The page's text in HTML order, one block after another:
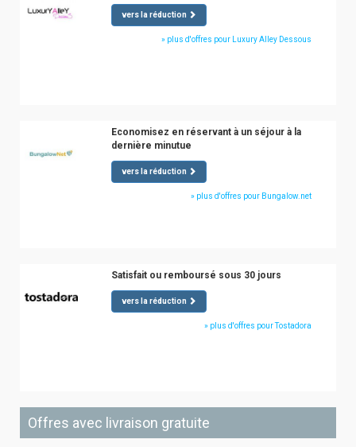
vers la réduction
» plus d'offres pour Luxury Alley Dessous
Economisez en réservant à un séjour à la
dernière minutue
vers la réduction
» plus d'offres pour Bungalow.net
Satisfait ou remboursé sous 30 jours
vers la réduction
» plus d'offres pour Tostadora
Offres avec livraison gratuite